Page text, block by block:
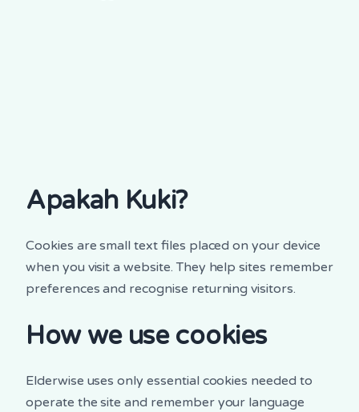
Apakah Kuki?
Cookies are small text files placed on your device
when you visit a website. They help sites remember
preferences and recognise returning visitors.
How we use cookies
Elderwise uses only essential cookies needed to
operate the site and remember your language